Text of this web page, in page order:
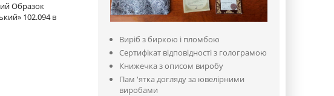
Образок
102.094 в
Виріб з биркою і пломбою
Сертифікат відповідності з голограмою
Книжечка з описом виробу
Пам 'ятка догляду за ювелірними
виробами